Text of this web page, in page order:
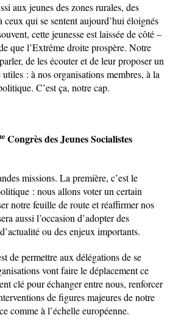
aux jeunes des zones rurales, des
qui se sentent aujourd’hui éloignés
cette jeunesse est laissée de côté –
que l’Extrême droite prospère. Notre
de les écouter et de leur proposer un
: à nos organisations membres, à la
C’est ça, notre cap.
Congrès des Jeunes Socialistes
missions. La première, c’est le
: nous allons voter un certain
notre feuille de route et réaffirmer nos
aussi l’occasion d’adopter des
ou des enjeux importants.
de permettre aux délégations de se
vont faire le déplacement ce
clé pour échanger entre nous, renforcer
de figures majeures de notre
comme à l’échelle européenne.